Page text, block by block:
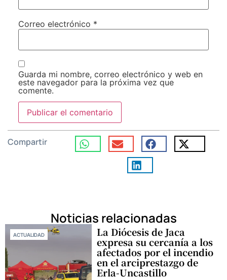
Correo electrónico *
Guarda mi nombre, correo electrónico y web en
este navegador para la próxima vez que
comente.
Compartir
Noticias relacionadas
ACTUALIDAD La Diócesis de Jaca
expresa su cercanía a los
afectados por el incendio
en el arciprestazgo de
Erla-Uncastillo